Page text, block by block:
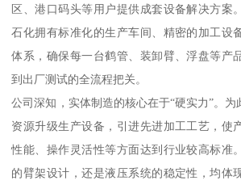
区、港口码头等用户提供成套设备解决方案
石化拥有标准化的生产车间、精密的加工设
体系，确保每一台鹤管、装卸臂、浮盘等产
到出厂测试的全流程把关。
公司深知，实体制造的核心在于“硬实力”。为
资源升级生产设备，引进先进加工工艺，使
性能、操作灵活性等方面达到行业较高标准
的臂架设计，还是液压系统的稳定性，均体